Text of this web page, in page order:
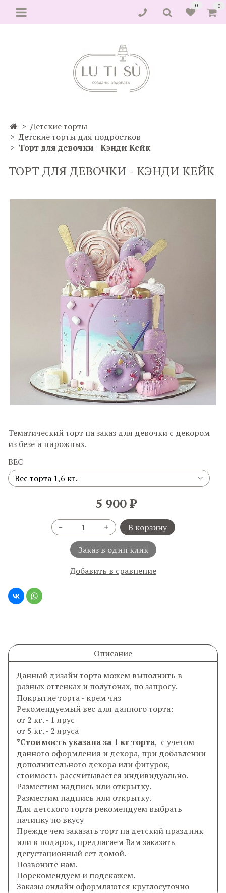
0 0
Детские торты
Детские торты для подростков
Торт для девочки - Кэнди Кейк
ТОРТ ДЛЯ ДЕВОЧКИ - КЭНДИ КЕЙК
Тематический торт на заказ для девочки с декором
из безе и пирожных.
ВЕС
5 900 ₽
В корзину
Заказ в один клик
Добавить в сравнение
Описание
Данный дизайн торта можем выполнить в
разных оттенках и полутонах, по запросу.
Покрытие торта - крем чиз
Рекомендуемый вес для данного торта:
от 2 кг. - 1 ярус
от 5 кг. - 2 яруса
*Стоимость указана за 1 кг торта, с учетом
данного оформления и декора, при добавлении
дополнительного декора или фигурок,
стоимость рассчитывается индивидуально.
Разместим надпись или открытку.
Разместим надпись или открытку.
Для детского торта рекомендуем выбрать
начинку по вкусу
Прежде чем заказать торт на детский праздник
или в подарок, предлагаем Вам заказать
дегустационный сет домой.
Позвоните нам.
Порекомендуем и подскажем.
Заказы онлайн оформляются круглосуточно